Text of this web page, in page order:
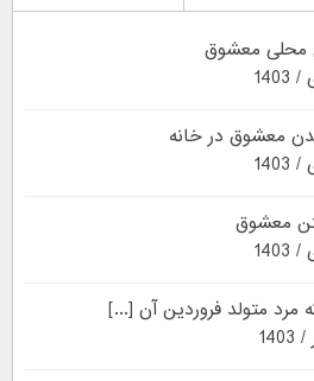
محلی معشوق
معشوق در خانه
معشوق